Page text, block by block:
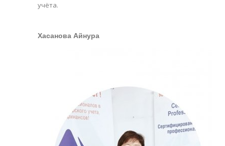
учёта.
Хасанова Айнура